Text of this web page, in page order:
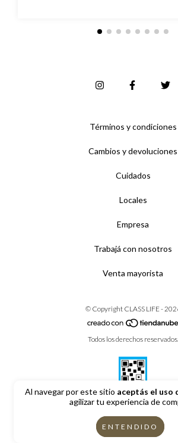
Al navegar por este sitio aceptás el uso
agilizar tu experiencia de
ENTENDIDO
Términos y condiciones
Cambios y devoluciones
Cuidados
Locales
Empresa
Trabajá con nosotros
Venta mayorista
© Copyright CLASS LIFE -
Todos los derechos reservados.
Defensa de las y los consumidores. Para